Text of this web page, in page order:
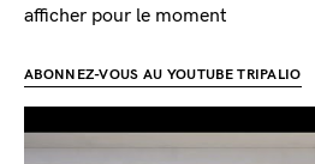
afficher pour le moment
ABONNEZ-VOUS AU YOUTUBE TRIPALIO